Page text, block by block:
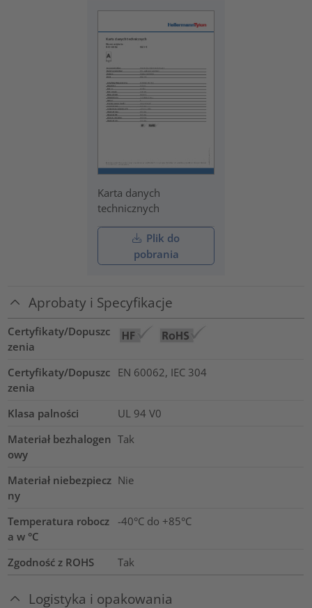
Karta danych
technicznych
Plik do
pobrania
Aprobaty i Specyfikacje
Certyfikaty/Dopuszc
zenia
Certyfikaty/Dopuszc
zenia
EN 60062, IEC 304
Klasa palności
UL 94 V0
Materiał bezhalogen
owy
Tak
Materiał niebezpiecz
ny
Nie
Temperatura robocz
a w °C
-40°C do +85°C
Zgodność z ROHS Tak
Logistyka i opakowania